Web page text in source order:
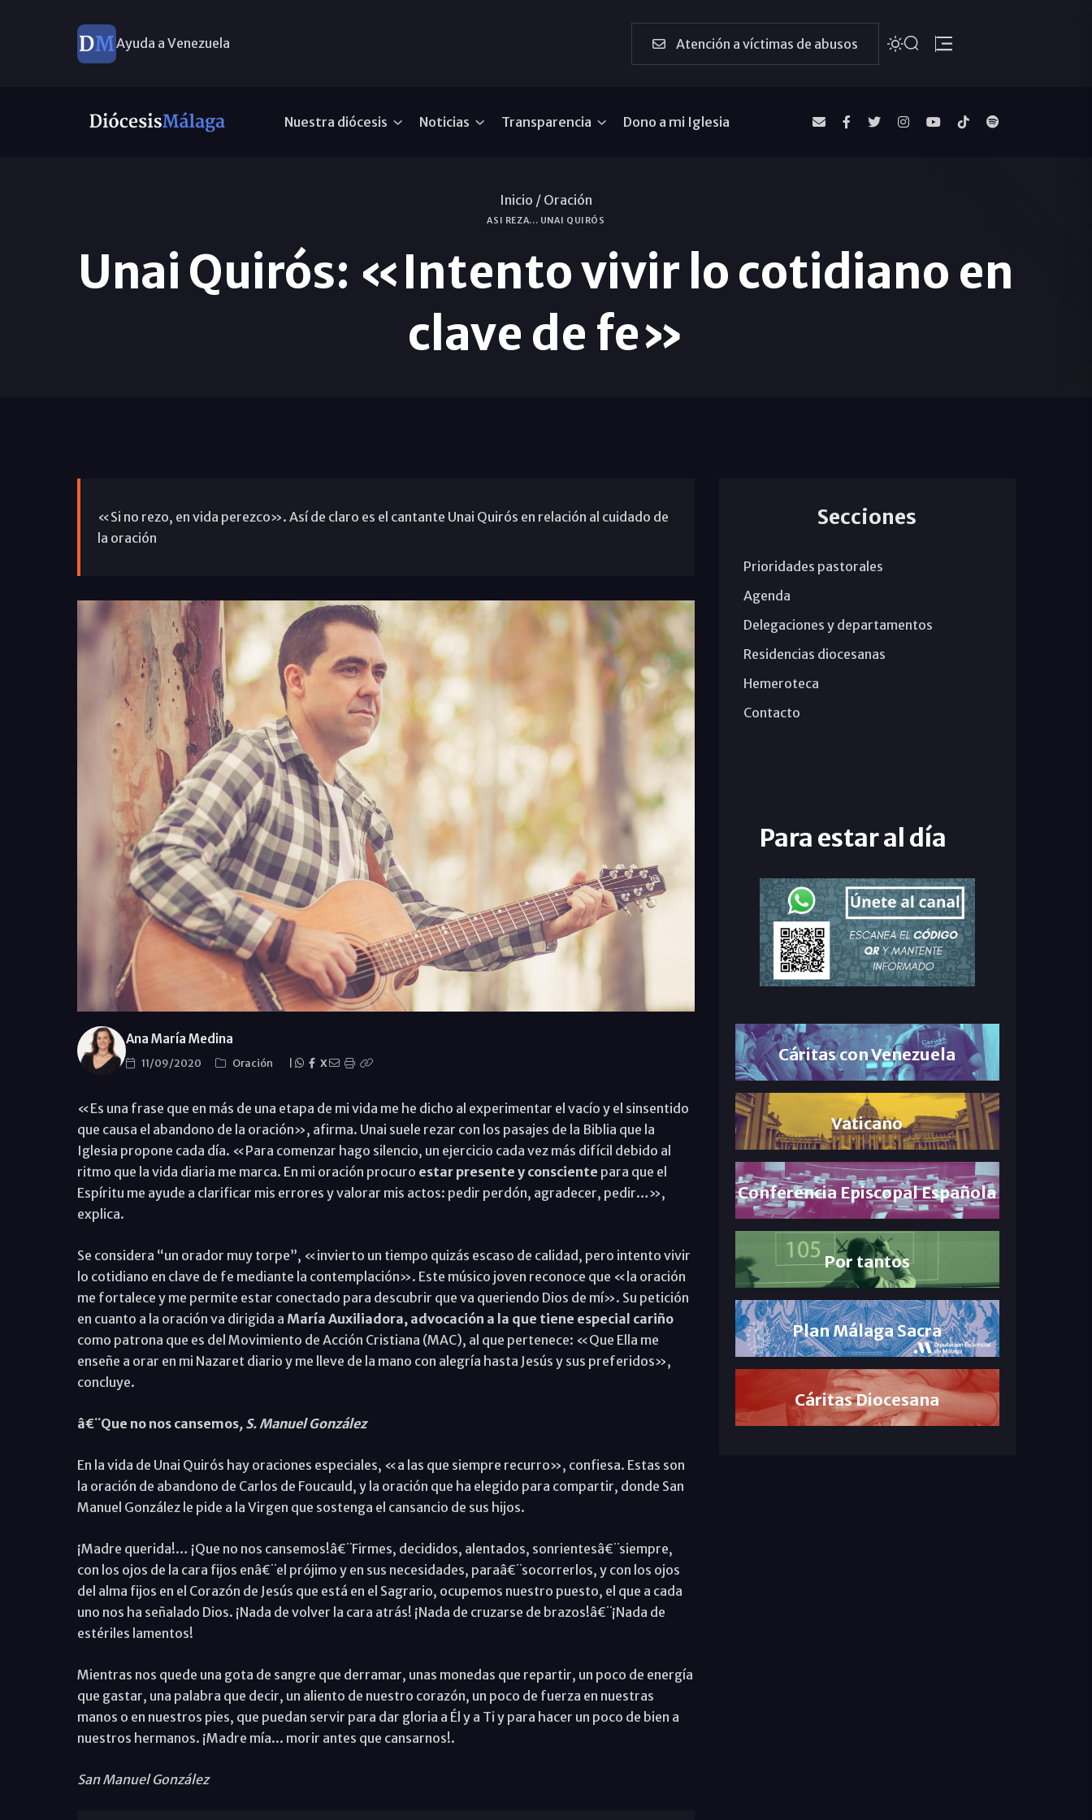
Ayuda a Venezuela Atención a víctimas de abusos
Nuestra diócesis Noticias Transparencia Dono a mi Iglesia
Inicio / Oración
ASI REZA... UNAI QUIRÓS
Unai Quirós: «Intento vivir lo cotidiano en
clave de fe»
«Si no rezo, en vida perezco». Así de claro es el cantante Unai Quirós en relación al cuidado de
la oración
Ana María Medina
11/09/2020 Oración X
«Es una frase que en más de una etapa de mi vida me he dicho al experimentar el vacío y el sinsentido
que causa el abandono de la oración», afirma. Unai suele rezar con los pasajes de la Biblia que la
Iglesia propone cada día. «Para comenzar hago silencio, un ejercicio cada vez más difícil debido al
ritmo que la vida diaria me marca. En mi oración procuro estar presente y consciente para que el
Espíritu me ayude a clarificar mis errores y valorar mis actos: pedir perdón, agradecer, pedir…»,
explica.
Se considera “un orador muy torpe”, «invierto un tiempo quizás escaso de calidad, pero intento vivir
lo cotidiano en clave de fe mediante la contemplación». Este músico joven reconoce que «la oración
me fortalece y me permite estar conectado para descubrir que va queriendo Dios de mí». Su petición
en cuanto a la oración va dirigida a María Auxiliadora, advocación a la que tiene especial cariño
como patrona que es del Movimiento de Acción Cristiana (MAC), al que pertenece: «Que Ella me
enseñe a orar en mi Nazaret diario y me lleve de la mano con alegría hasta Jesús y sus preferidos»,
concluye.
â€¨Que no nos cansemos, S. Manuel González
En la vida de Unai Quirós hay oraciones especiales, «a las que siempre recurro», confiesa. Estas son
la oración de abandono de Carlos de Foucauld, y la oración que ha elegido para compartir, donde San
Manuel González le pide a la Virgen que sostenga el cansancio de sus hijos.
¡Madre querida!… ¡Que no nos cansemos!â€¨Firmes, decididos, alentados, sonrientesâ€¨siempre,
con los ojos de la cara fijos enâ€¨el prójimo y en sus necesidades, paraâ€¨socorrerlos, y con los ojos
del alma fijos en el Corazón de Jesús que está en el Sagrario, ocupemos nuestro puesto, el que a cada
uno nos ha señalado Dios. ¡Nada de volver la cara atrás! ¡Nada de cruzarse de brazos!â€¨¡Nada de
estériles lamentos!
Mientras nos quede una gota de sangre que derramar, unas monedas que repartir, un poco de energía
que gastar, una palabra que decir, un aliento de nuestro corazón, un poco de fuerza en nuestras
manos o en nuestros pies, que puedan servir para dar gloria a Él y a Ti y para hacer un poco de bien a
nuestros hermanos. ¡Madre mía... morir antes que cansarnos!.
San Manuel González
Secciones
Prioridades pastorales
Agenda
Delegaciones y departamentos
Residencias diocesanas
Hemeroteca
Contacto
Para estar al día
Cáritas con Venezuela
Vaticano
Conferencia Episcopal Española
Por tantos
Plan Málaga Sacra
Cáritas Diocesana